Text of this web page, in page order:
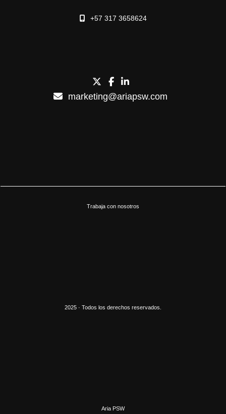
+57 317 3658624
marketing@ariapsw.com
Trabaja con nosotros
2025 · Todos los derechos reservados.
Aria PSW